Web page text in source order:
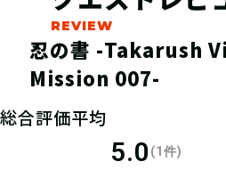
041.キットを購
物を準備する
忍の書 -Takarush
Mission 007-
総合評価平均
5.0 (1件)